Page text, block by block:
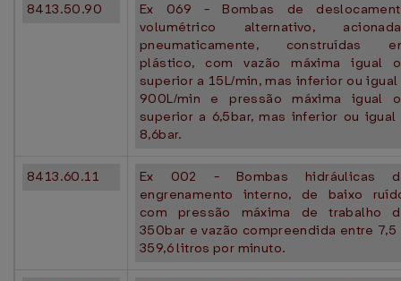
8413.50.90
Ex 069 - Bombas de
volumétrico alternativo,
pneumaticamente, construídas
plástico, com vazão máxima igual
superior a 15L/min, mas inferior ou igual
900L/min e pressão máxima igual
superior a 6,5bar, mas inferior ou igual
8,6bar.
8413.60.11
Ex 002 - Bombas hidráulicas
engrenamento interno, de baixo
com pressão máxima de trabalho
350bar e vazão compreendida entre 7,5
359,6 litros por minuto.